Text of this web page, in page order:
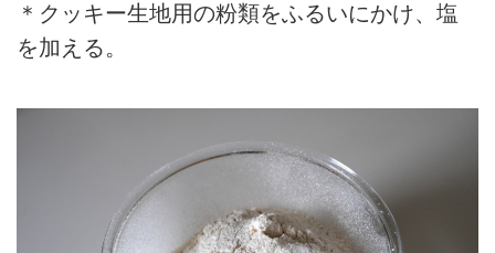
＊クッキー生地用の粉類をふるいにかけ、塩
を加える。